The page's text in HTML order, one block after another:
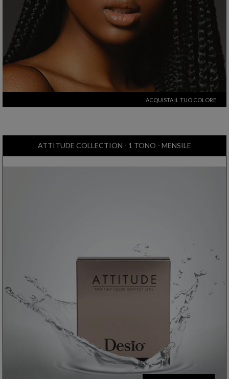
ACQUISTA IL TUO COLORE
ATTITUDE COLLECTION - 1 TONO - MENSILE